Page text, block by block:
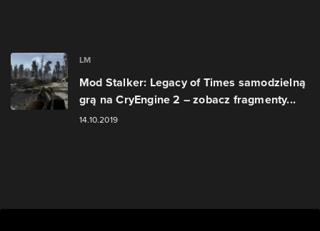
LM
Mod Stalker: Legacy of Times samodzielną
grą na CryEngine 2 – zobacz fragmenty...
14.10.2019